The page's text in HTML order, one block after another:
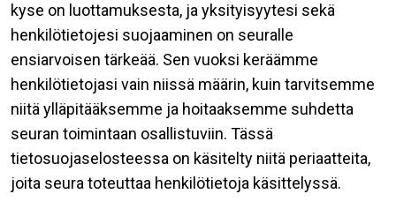
kyse on luottamuksesta, ja yksityisyytesi sekä
henkilötietojesi suojaaminen on seuralle
ensiarvoisen tärkeää. Sen vuoksi keräämme
henkilötietojasi vain niissä määrin, kuin tarvitsemme
niitä ylläpitääksemme ja hoitaaksemme suhdetta
seuran toimintaan osallistuviin. Tässä
tietosuojaselosteessa on käsitelty niitä periaatteita,
joita seura toteuttaa henkilötietoja käsittelyssä.